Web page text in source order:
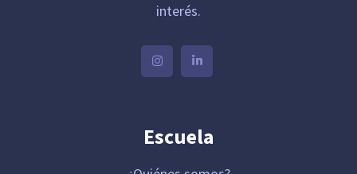
interés.
Escuela